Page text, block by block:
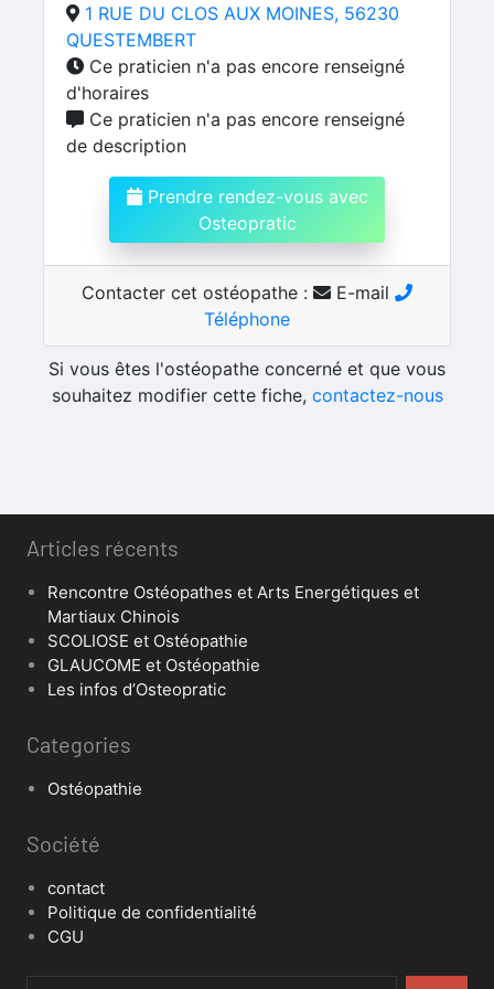
1 RUE DU CLOS AUX MOINES, 56230
QUESTEMBERT
Ce praticien n'a pas encore renseigné
d'horaires
Ce praticien n'a pas encore renseigné
de description
Prendre rendez-vous avec
Osteopratic
Contacter cet ostéopathe :
E-mail
Téléphone
Si vous êtes l'ostéopathe concerné et que vous
souhaitez modifier cette fiche, contactez-nous
Articles récents
Rencontre Ostéopathes et Arts Energétiques et
Martiaux Chinois
SCOLIOSE et Ostéopathie
GLAUCOME et Ostéopathie
Les infos d’Osteopratic
Categories
Ostéopathie
Société
contact
Politique de confidentialité
CGU